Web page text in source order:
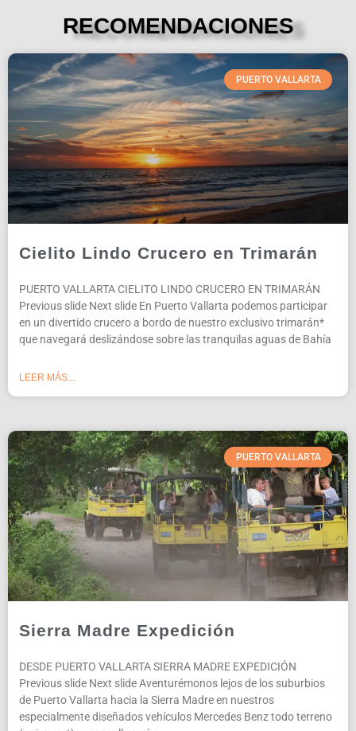
RECOMENDACIONES
PUERTO VALLARTA
Cielito Lindo Crucero en Trimarán
PUERTO VALLARTA CIELITO LINDO CRUCERO EN TRIMARÁN
Previous slide Next slide En Puerto Vallarta podemos participar
en un divertido crucero a bordo de nuestro exclusivo trimarán*
que navegará deslizándose sobre las tranquilas aguas de Bahía
LEER MÁS...
PUERTO VALLARTA
Sierra Madre Expedición
DESDE PUERTO VALLARTA SIERRA MADRE EXPEDICIÓN
Previous slide Next slide Aventurémonos lejos de los suburbios
de Puerto Vallarta hacia la Sierra Madre en nuestros
especialmente diseñados vehículos Mercedes Benz todo terreno